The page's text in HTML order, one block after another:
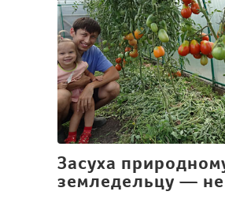
Засуха
земледельцу —